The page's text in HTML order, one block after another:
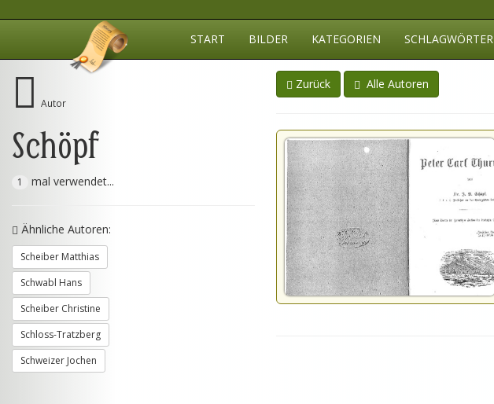
START BILDER KATEGORIEN SCHLAGWÖRTER
Autor
Schöpf
1 mal verwendet...
Ähnliche Autoren:
Scheiber Matthias
Schwabl Hans
Scheiber Christine
Schloss-Tratzberg
Schweizer Jochen
Zurück Alle Autoren